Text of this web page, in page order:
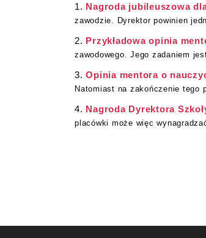
Nagroda jubileuszowa
zawodzie. Dyrektor powinien
Przykładowa opinia
zawodowego. Jego zadaniem
Opinia mentora o
Natomiast na zakończenie tego
Nagroda Dyrektora
placówki może więc